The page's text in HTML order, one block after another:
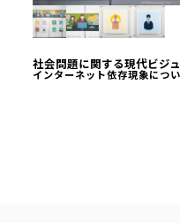
社会問題に関する現代ビジ
インターネット依存現象につ